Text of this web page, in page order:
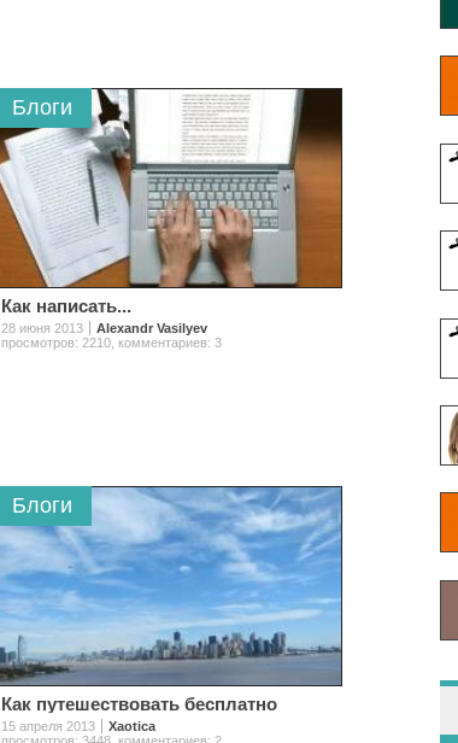
Блоги
Как написать...
28 июня 2013
Alexandr Vasilyev
просмотров: 2210 комментариев: 3
Блоги
Как путешествовать бесплатно
15 апреля 2013
Xaotica